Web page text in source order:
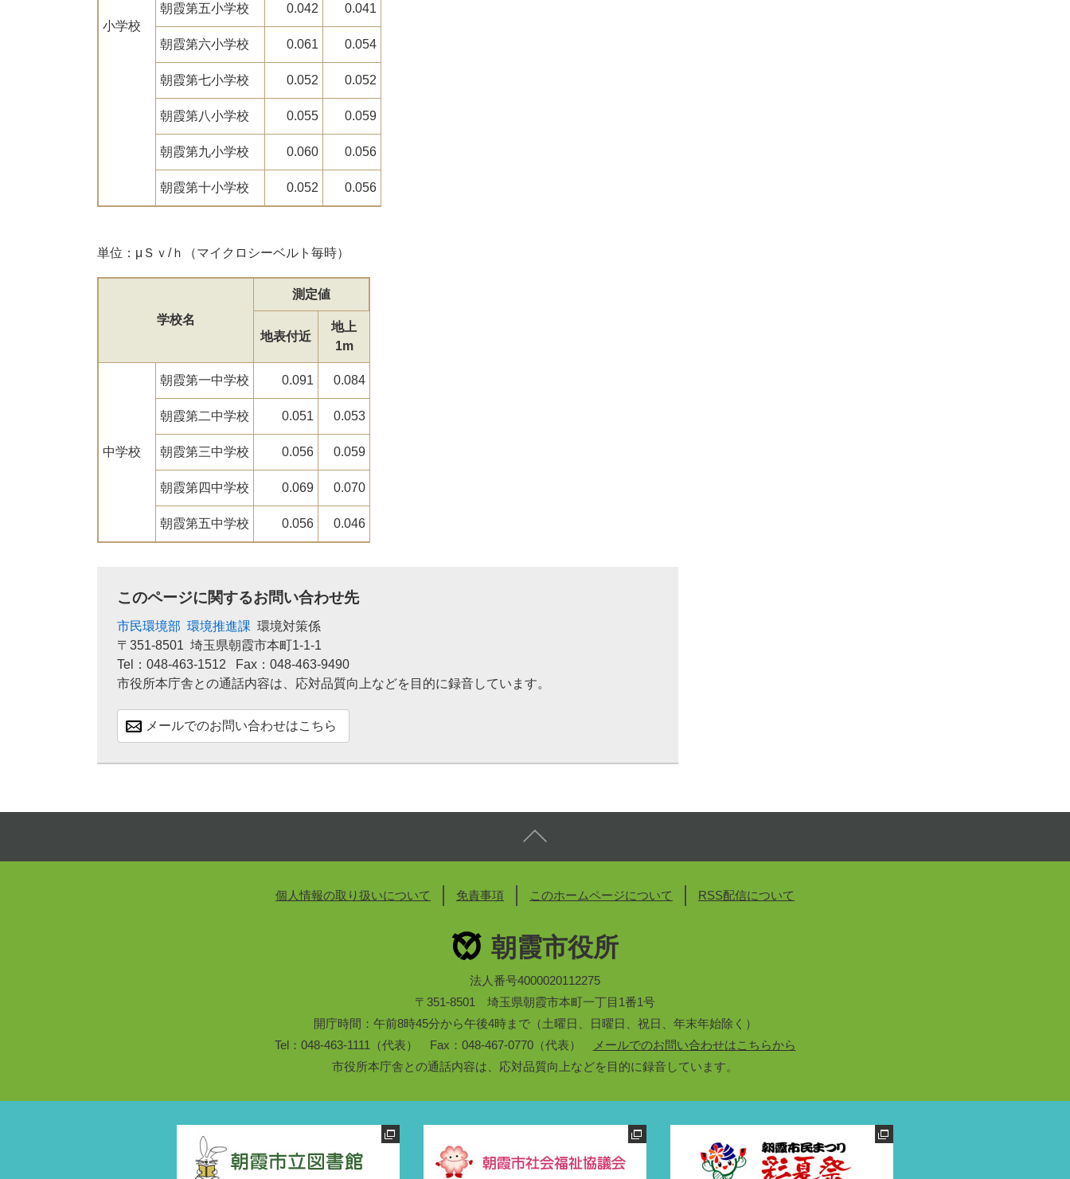
小学校
朝霞第五小学校 0.042 0.041
朝霞第六小学校 0.061 0.054
朝霞第七小学校 0.052 0.052
朝霞第八小学校 0.055 0.059
朝霞第九小学校 0.060 0.056
朝霞第十小学校 0.052 0.056
単位：μＳｖ/ｈ（マイクロシーベルト毎時）
学校名
測定値
地表付近
地上
1m
中学校
朝霞第一中学校 0.091 0.084
朝霞第二中学校 0.051 0.053
朝霞第三中学校 0.056 0.059
朝霞第四中学校 0.069 0.070
朝霞第五中学校 0.056 0.046
このページに関するお問い合わせ先
市民環境部 環境推進課 環境対策係
〒351-8501 埼玉県朝霞市本町1-1-1
Tel：048-463-1512
Fax：048-463-9490
市役所本庁舎との通話内容は、応対品質向上などを目的に録音しています。
メールでのお問い合わせはこちら
個人情報の取り扱いについて 免責事項 このホームページについて RSS配信について
朝霞市役所
法人番号4000020112275
〒351-8501 埼玉県朝霞市本町一丁目1番1号
開庁時間：午前8時45分から午後4時まで（土曜日、日曜日、祝日、年末年始除く）
Tel：048-463-1111（代表） Fax：048-467-0770（代表）
メールでのお問い合わせはこちらから
市役所本庁舎との通話内容は、応対品質向上などを目的に録音しています。